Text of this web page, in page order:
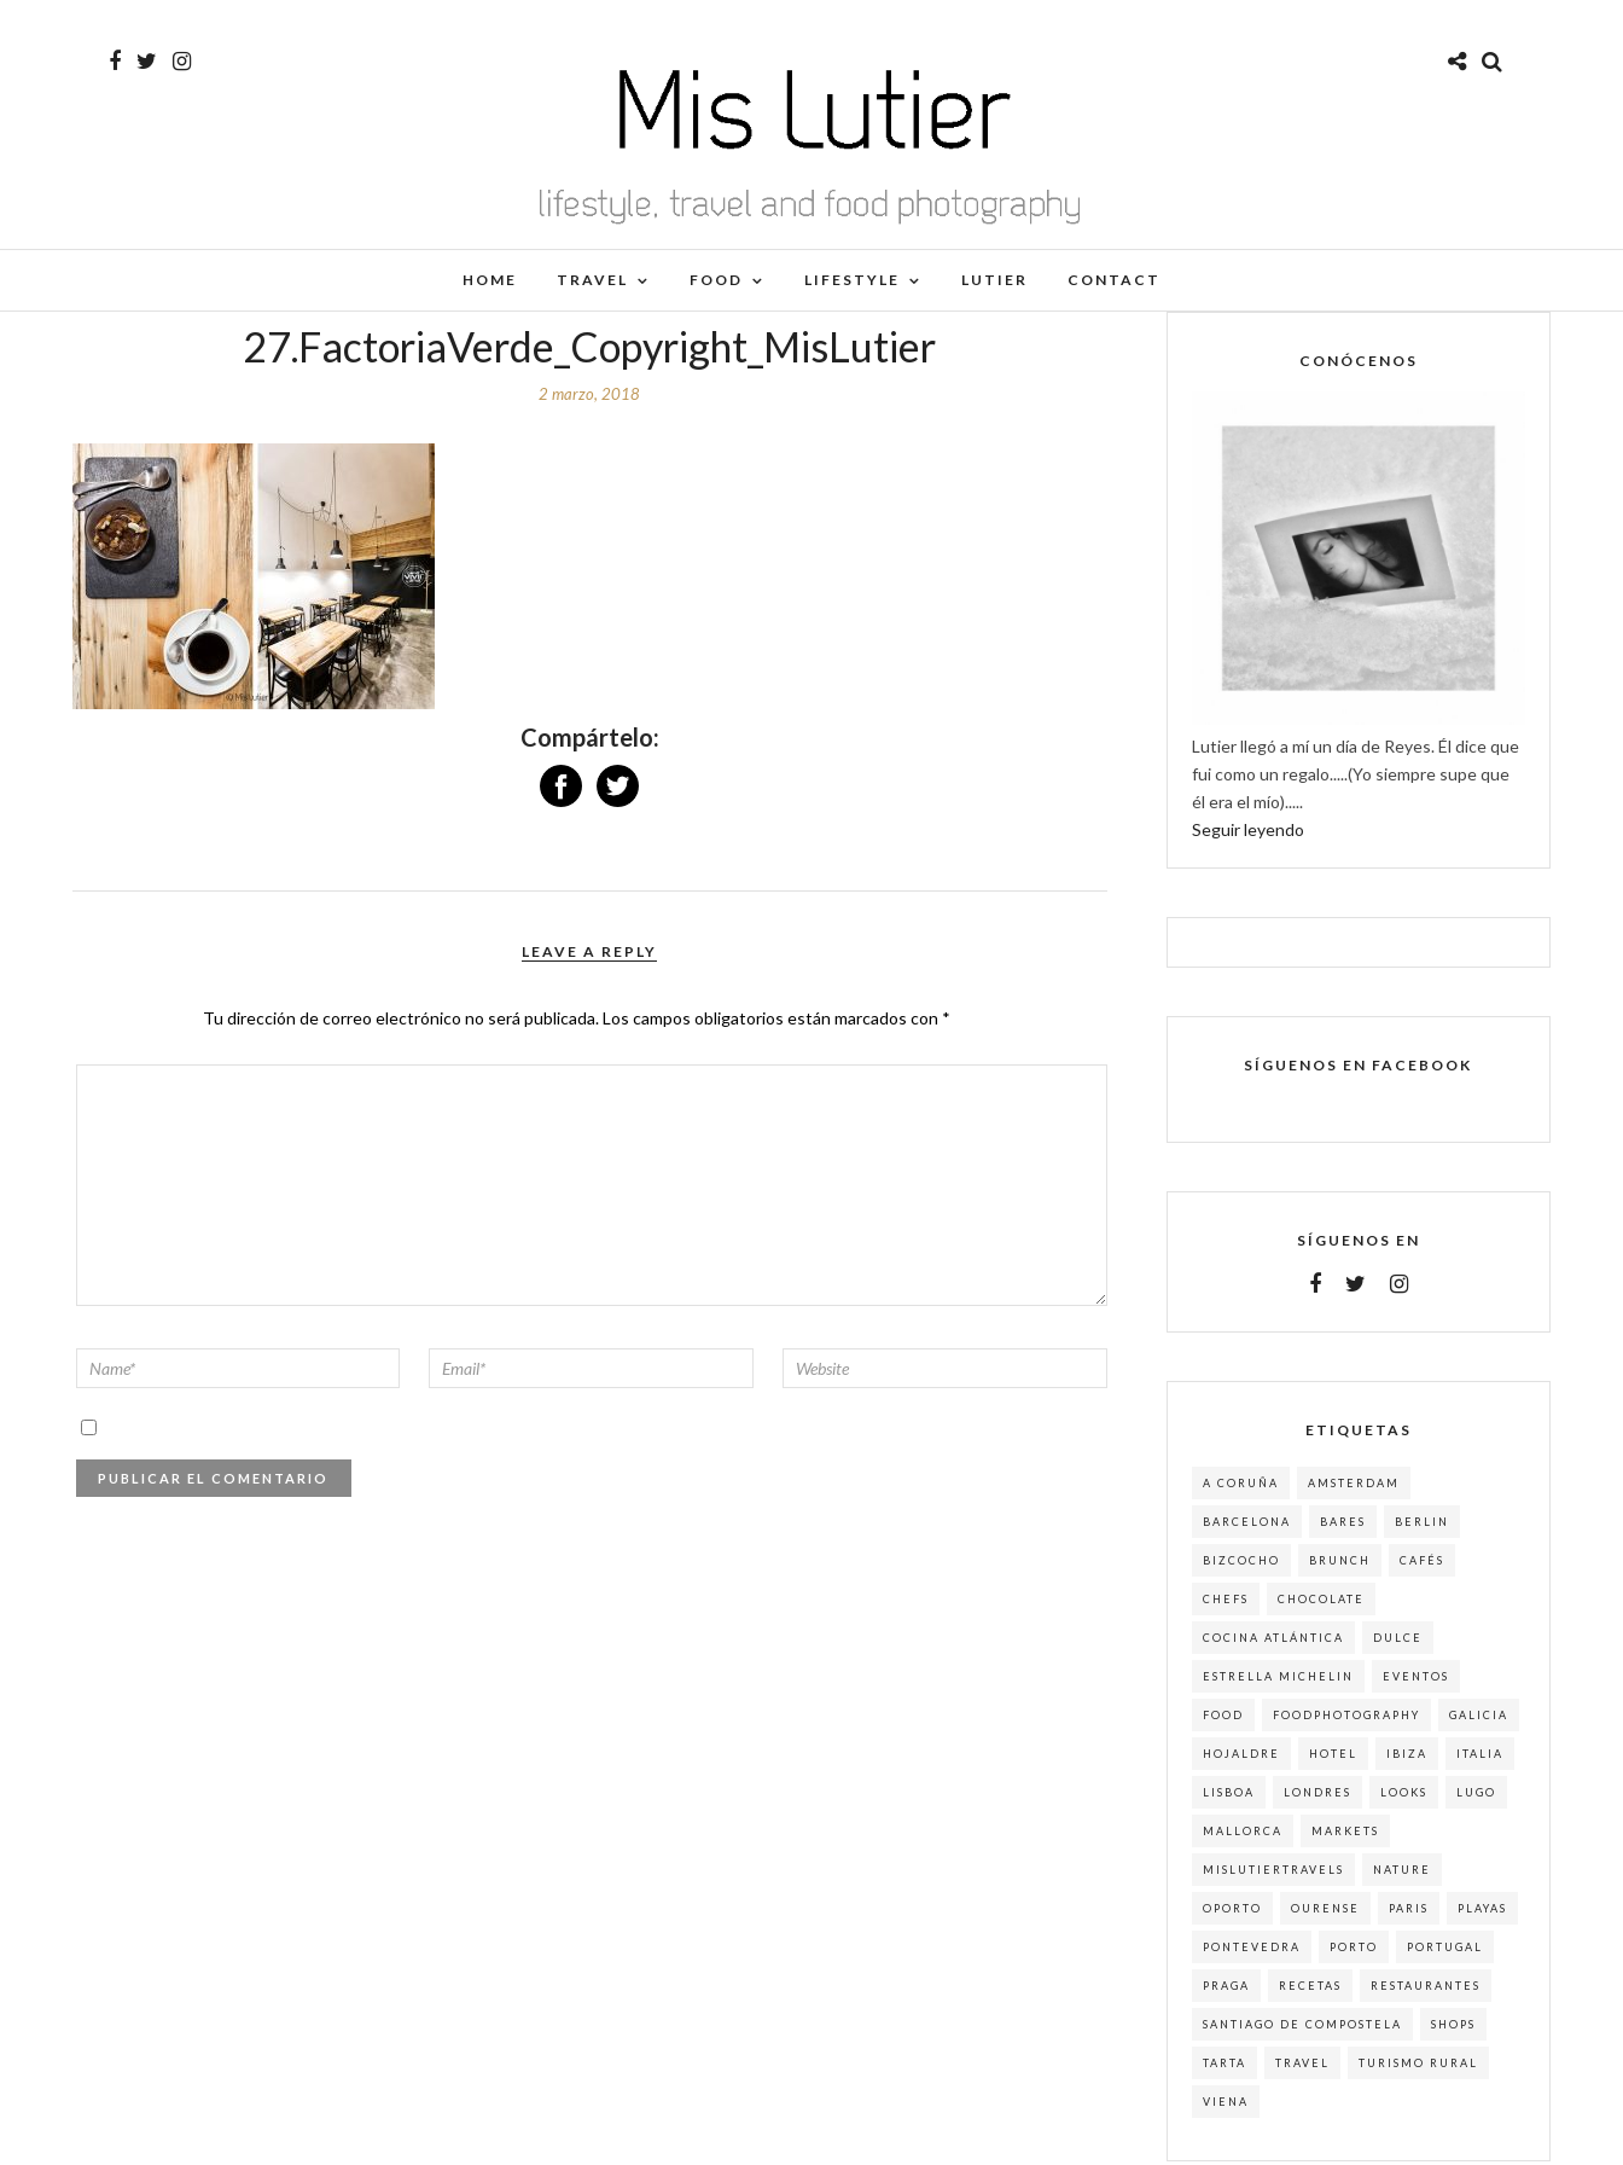
HOME TRAVEL FOOD LIFESTYLE LUTIER CONTACT
27.FactoriaVerde_Copyright_MisLutier
2 marzo, 2018
Compártelo:
LEAVE A REPLY
Tu dirección de correo electrónico no será publicada.Los campos obligatorios están marcados con *
CONÓCENOS
Lutier llegó a mí un día de Reyes. Él dice que
fui como un regalo.....(Yo siempre supe que
él era el mío).....
Seguir leyendo
SÍGUENOS EN FACEBOOK
SÍGUENOS EN
ETIQUETAS
A CORUÑA AMSTERDAM
BARCELONA BARES BERLIN
BIZCOCHO BRUNCH CAFÉS
CHEFS CHOCOLATE
COCINA ATLÁNTICA DULCE
ESTRELLA MICHELIN EVENTOS
FOOD FOODPHOTOGRAPHY GALICIA
HOJALDRE HOTEL IBIZA ITALIA
LISBOA LONDRES LOOKS LUGO
MALLORCA MARKETS
MISLUTIERTRAVELS NATURE
OPORTO OURENSE PARIS PLAYAS
PONTEVEDRA PORTO PORTUGAL
PRAGA RECETAS RESTAURANTES
SANTIAGO DE COMPOSTELA SHOPS
TARTA TRAVEL TURISMO RURAL
VIENA